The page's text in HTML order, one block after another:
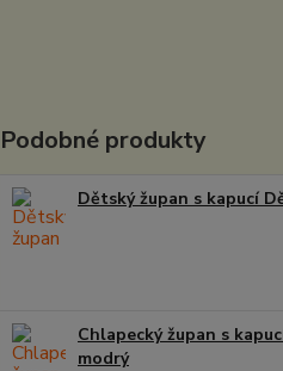
Podobné produkty
Dětský župan s kapucí
Chlapecký župan s
modrý